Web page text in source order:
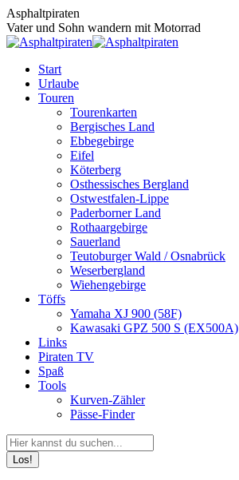
Zum
Inhalt
springen
Asphaltpiraten
Vater und Sohn wandern mit Motorrad
Start
Urlaube
Touren
Tourenkarten
Bergisches Land
Ebbegebirge
Eifel
Köterberg
Osthessisches Bergland
Ostwestfalen-Lippe
Paderborner Land
Rothaargebirge
Sauerland
Teutoburger Wald / Osnabrück
Weserbergland
Wiehengebirge
Töffs
Yamaha XJ 900 (58F)
Kawasaki GPZ 500 S (EX500A)
Links
Piraten TV
Spaß
Tools
Kurven-Zähler
Pässe-Finder
Search: